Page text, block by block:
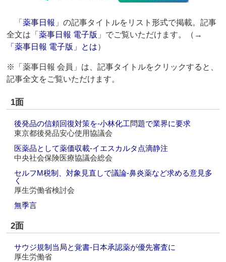
「薬事日報 」の記事タイトルをリスト形式で掲載。記事
全文は「薬事日報 電子版 」でご覧いただけます。（→
「薬事日報 電子版」とは）
※「薬事日報 会員」は、記事タイトルをクリックすると、
記事全文をご覧いただけます。
1面
後発品の信頼回復対策を‐小林化工問題で業界に要求
東京都後発品安心使用協議会
医薬品として薬価収載‐イエスカルタ点滴静注
中央社会保険医療協議会総会
セルフM税制、対象見直しで議論‐鼻炎薬など求める意見多
く
厚生労働省検討会
無季言
2面
サウジ規制当局と覚書‐日本承認薬が優先審査に
厚生労働省